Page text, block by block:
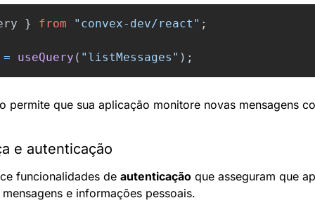
} from " convex-dev/react " ;
= useQuery ( " listMessages " );
permite que sua aplicação monitore novas mensagens
e autenticação
funcionalidades de autenticação que asseguram que
e informações pessoais.